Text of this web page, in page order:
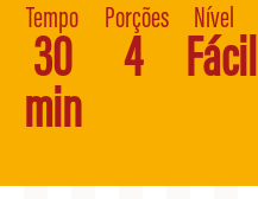
Tempo
30
min
Porções
4
Nível
Fácil